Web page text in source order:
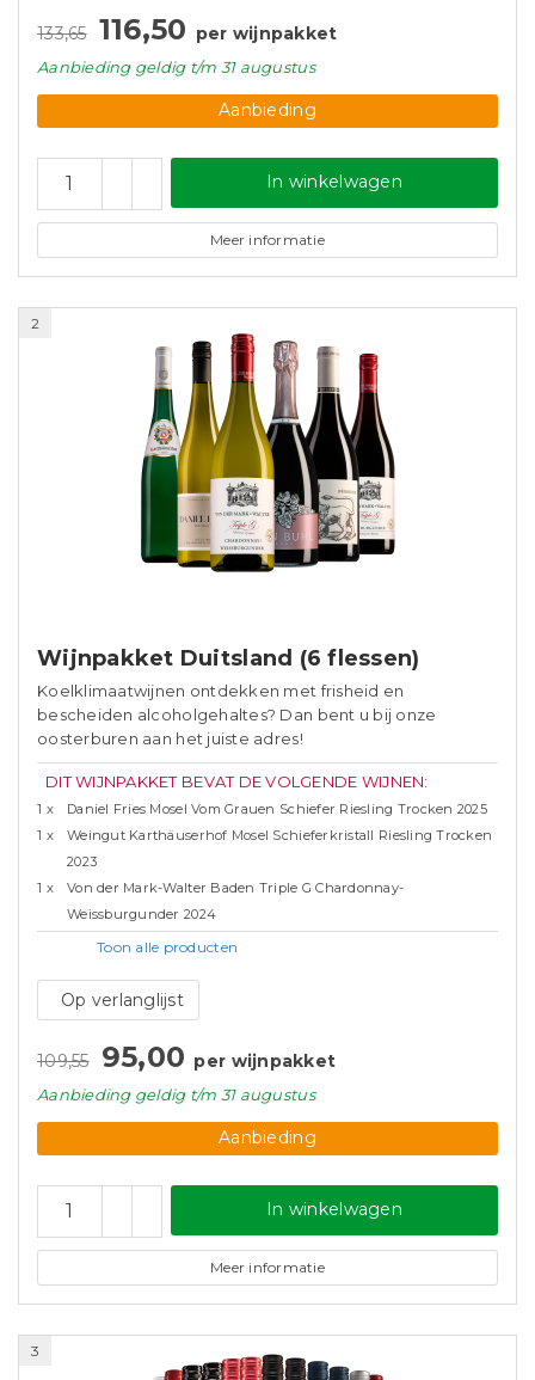
133,65 116,50 per wijnpakket
Aanbieding geldigt/m 31 augustus
Aanbieding
In winkelwagen
Meer informatie
2
Wijnpakket Duitsland (6 flessen)
Koelklimaatwijnen ontdekken met frisheid en
bescheiden alcoholgehaltes? Dan bent u bij onze
oosterburen aan het juiste adres!
DIT WIJNPAKKET BEVAT DE VOLGENDE WIJNEN:
1 x
Daniel Fries Mosel Vom Grauen Schiefer Riesling Trocken 2025
1 x
Weingut Karthäuserhof Mosel Schieferkristall Riesling Trocken
2023
1 x
Von der Mark-Walter Baden Triple G Chardonnay-
Weissburgunder 2024
Toon alle producten
Op verlanglijst
109,55 95,00 per wijnpakket
Aanbieding geldigt/m 31 augustus
Aanbieding
In winkelwagen
Meer informatie
3